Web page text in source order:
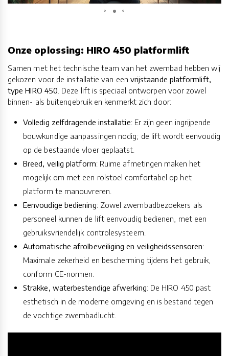
Onze oplossing: HIRO 450 platformlift
Samen met het technische team van het zwembad hebben wij
gekozen voor de installatie van een vrijstaande platformlift,
type HIRO 450 . Deze lift is speciaal ontworpen voor zowel
binnen- als buitengebruik en kenmerkt zich door:
Volledig zelfdragende installatie: Er zijn geen ingrijpende
bouwkundige aanpassingen nodig; de lift wordt eenvoudig
op de bestaande vloer geplaatst.
Breed, veilig platform: Ruime afmetingen maken het
mogelijk om met een rolstoel comfortabel op het
platform te manouvreren.
Eenvoudige bediening: Zowel zwembadbezoekers als
personeel kunnen de lift eenvoudig bedienen, met een
gebruiksvriendelijk controlesysteem.
Automatische afrolbeveiliging en veiligheidssensoren:
Maximale zekerheid en bescherming tijdens het gebruik,
conform CE-normen.
Strakke, waterbestendige afwerking: De HIRO 450 past
esthetisch in de moderne omgeving en is bestand tegen
de vochtige zwembadlucht.